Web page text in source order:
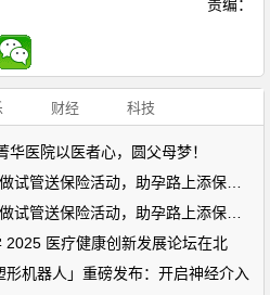
责编：
财经 科技
华医院以医者心，圆父母梦！
2025 医疗健康创新发展论坛在北
机器人」重磅发布：开启神经介入